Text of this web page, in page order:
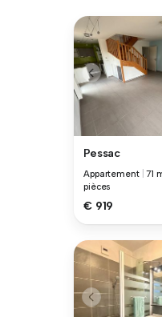
Pessac
Appartement |71
pièces
€ 919